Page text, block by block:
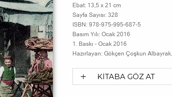
Ebat: 13,5 x 21 cm
Sayfa Sayısı: 328
ISBN: 978-975-995-687-5
Basım Yılı: Ocak 2016
1. Baskı - Ocak 2016
Hazırlayan: Gökçen Çoşkun
KİTABA GÖZ AT